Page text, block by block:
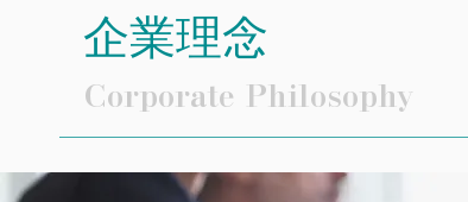
企業理念
Corporate Philosophy